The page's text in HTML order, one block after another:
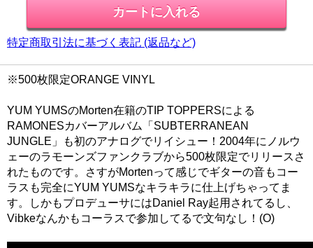
特定商取引法に基づく表記 (返品など)
※500枚限定ORANGE VINYL
YUM YUMSのMorten在籍のTIP TOPPERSによる
RAMONESカバーアルバム「SUBTERRANEAN
JUNGLE」も初のアナログでリイシュー！2004年にノルウ
ェーのラモーンズファンクラブから500枚限定でリリースさ
れたものです。さすがMortenって感じでギターの音もコー
ラスも完全にYUM YUMSなキラキラに仕上げちゃってま
す。しかもプロデューサにはDaniel Ray起用されてるし、
Vibkeなんかもコーラスで参加してるで文句なし！(O)